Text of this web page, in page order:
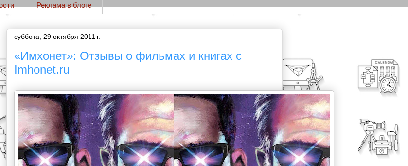
Реклама в блоге
суббота, 29 октября 2011 г.
«Имхонет»: Отзывы о фильмах и книгах с
Imhonet.ru